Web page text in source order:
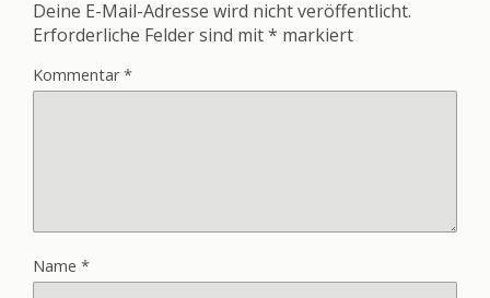
Deine E-Mail-Adresse wird nicht veröffentlicht.
Erforderliche Felder sind mit* markiert
Kommentar*
Name *